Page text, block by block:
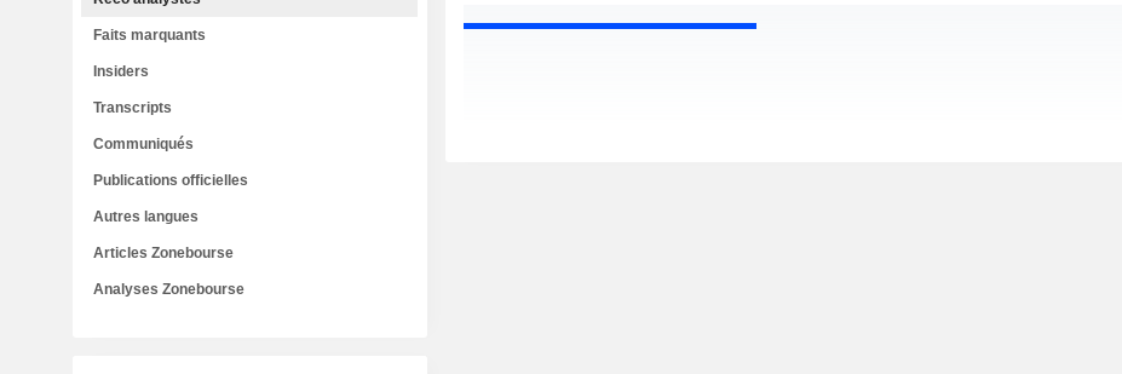
Faits marquants
Insiders
Transcripts
Communiqués
Publications officielles
Autres langues
Articles Zonebourse
Analyses Zonebourse